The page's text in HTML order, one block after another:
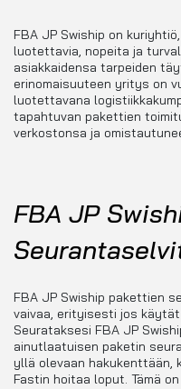
FBA JP Swiship on
luotettavia, nopeita ja
asiakkaidensa tarpeiden
erinomaisuuteen yritys on
luotettavana
tapahtuvan pakettien
verkostonsa ja
FBA JP
FBA JP Swiship pakettien
vaivaa, erityisesti jos
Seurataksesi FBA JP
ainutlaatuisen paketin
yllä olevaan hakukenttään,
Fastin hoitaa loput. Tämä